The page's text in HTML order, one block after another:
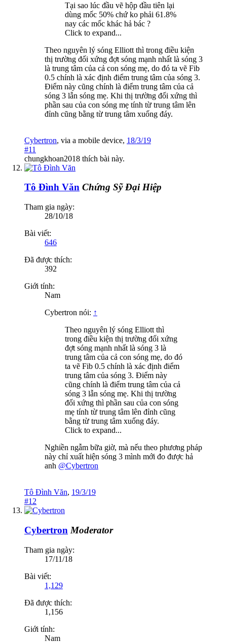
Tại sao lúc đầu vẽ hộp đầu tiên lại
dùng mốc 50% chứ ko phải 61.8%
nay các mốc khác hả bác ?
Click to expand...
Theo nguyên lý sóng Elliott thì trong điều kiện
thị trường đối xứng đợt sóng mạnh nhất là sóng 3
là trung tâm của cả con sóng mẹ, do đó ta vẽ Fib
0.5 chính là xác định điểm trung tâm của sóng 3.
Điểm này cũng chính là điểm trung tâm của cả
sóng 3 lẫn sóng mẹ. Khi thị trường đối xứng thì
phần sau của con sóng mẹ tính từ trung tâm lên
đỉnh cũng bằng từ trung tâm xuống đáy.
Cybertron, via a mobile device, 18/3/19
#11
chungkhoan2018 thích bài này.
Tô Đình Văn Chứng Sỹ Đại Hiệp
Tham gia ngày:
28/10/18
Bài viết:
646
Đã được thích:
392
Giới tính:
Nam
Cybertron nói: ↑
Theo nguyên lý sóng Elliott thì
trong điều kiện thị trường đối xứng
đợt sóng mạnh nhất là sóng 3 là
trung tâm của cả con sóng mẹ, do đó
ta vẽ Fib 0.5 chính là xác định điểm
trung tâm của sóng 3. Điểm này
cũng chính là điểm trung tâm của cả
sóng 3 lẫn sóng mẹ. Khi thị trường
đối xứng thì phần sau của con sóng
mẹ tính từ trung tâm lên đỉnh cũng
bằng từ trung tâm xuống đáy.
Click to expand...
Nghiền ngẫm bữa giờ, mà nếu theo phương pháp
này chỉ xuất hiện sóng 3 mình mới đo được hả
anh @Cybertron
Tô Đình Văn, 19/3/19
#12
Cybertron Moderator
Tham gia ngày:
17/11/18
Bài viết:
1,129
Đã được thích:
1,156
Giới tính:
Nam